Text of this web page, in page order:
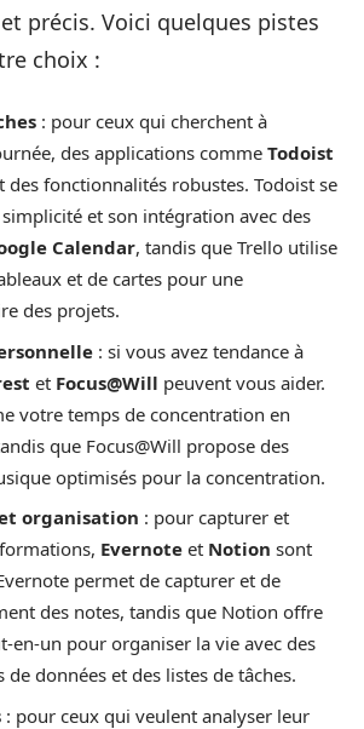
précis. Voici quelques pistes
choix :
: pour ceux qui cherchent à
des applications comme Todoist
des fonctionnalités robustes. Todoist se
et son intégration avec des
Calendar, tandis que Trello utilise
et de cartes pour une
des projets.
: si vous avez tendance à
et Focus@Will peuvent vous aider.
votre temps de concentration en
que Focus@Will propose des
optimisés pour la concentration.
organisation : pour capturer et
Evernote et Notion sont
permet de capturer et de
des notes, tandis que Notion offre
en-un pour organiser la vie avec des
de données et des listes de tâches.
: pour ceux qui veulent analyser leur